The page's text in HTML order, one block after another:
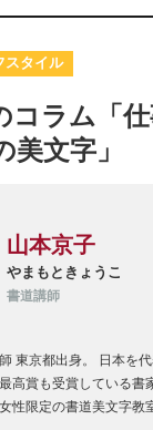
スタイル
コラム「
美文字」
山本京子
やまもときょうこ
書道講師
東京都出身。 日本を
高賞も受賞している
性限定の書道美文字教